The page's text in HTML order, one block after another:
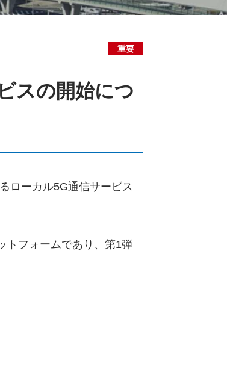
重要
スの開始につ
ローカル5G通信サービス
トフォームであり、第1弾